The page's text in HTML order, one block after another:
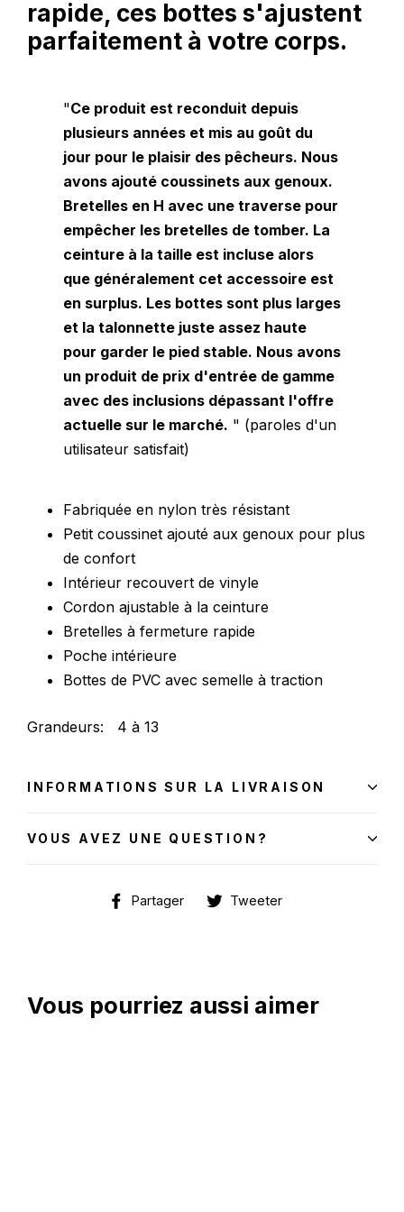
rapide, ces bottes s'ajustent
parfaitement à votre corps.
"Ce produit est reconduit depuis
plusieurs années et mis au goût du
jour pour le plaisir des pêcheurs. Nous
avons ajouté coussinets aux genoux.
Bretelles en H avec une traverse pour
empêcher les bretelles de tomber. La
ceinture à la taille est incluse alors
que généralement cet accessoire est
en surplus. Les bottes sont plus larges
et la talonnette juste assez haute
pour garder le pied stable. Nous avons
un produit de prix d'entrée de gamme
avec des inclusions dépassant l'offre
actuelle sur le marché. " (paroles d'un
utilisateur satisfait)
Fabriquée en nylon très résistant
Petit coussinet ajouté aux genoux pour plus
de confort
Intérieur recouvert de vinyle
Cordon ajustable à la ceinture
Bretelles à fermeture rapide
Poche intérieure
Bottes de PVC avec semelle à traction
Grandeurs: 4 à 13
INFORMATIONS SUR LA LIVRAISON
VOUS AVEZ UNE QUESTION?
Partager
PartagerTweeter
Vous pourriez aussi aimer